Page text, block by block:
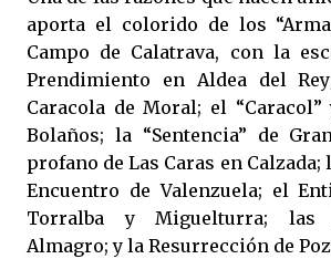
aporta el colorido de los
Campo de Calatrava, con la
Prendimiento en Aldea del
Caracola de Moral; el “Caracol”
Bolaños; la “Sentencia” de
profano de Las Caras en
Encuentro de Valenzuela; el
Torralba y Miguelturra; las
Almagro; y la Resurrección de